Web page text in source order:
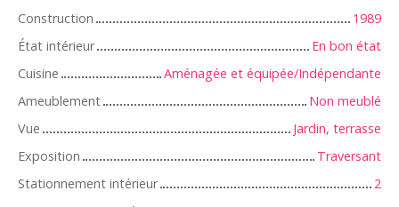
Construction
1989
État intérieur
En bon état
Cuisine
Aménagée et équipée/Indépendante
Ameublement
Non meublé
Vue
Jardin, terrasse
Exposition
Traversant
Stationnement intérieur
2